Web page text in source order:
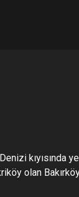
kıyısında
olan